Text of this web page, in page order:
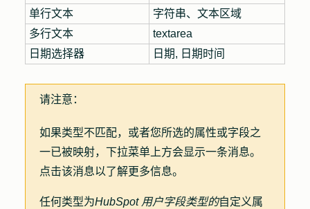
单行文本
字符串、文本区域
多行文本
textarea
日期选择器
日期, 日期时间
请注意：
如果类型不匹配，或者您所选的属性或字段之
一已被映射，下拉菜单上方会显示一条消息。
点击该消息以了解更多信息。
任何类型为HubSpot 用户字段类型的自定义属